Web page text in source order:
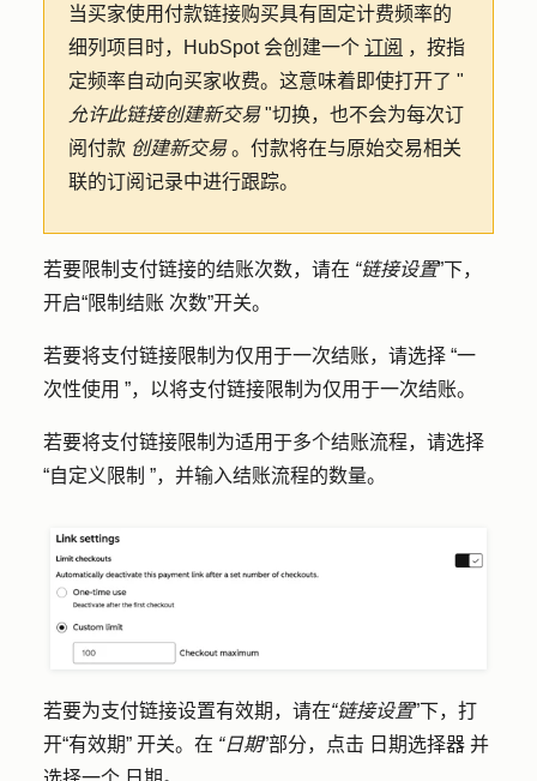
当买家使用付款链接购买具有固定计费频率的
细列项目时，HubSpot 会创建一个 订阅 ，按指
定频率自动向买家收费。这意味着即使打开了 "
允许此链接创建新交易"切换，也不会为每次订
阅付款 创建新交易。付款将在与原始交易相关
联的订阅记录中进行跟踪。
若要限制支付链接的结账次数，请在 “链接设置”下，
开启“限制结账 次数”开关。
若要将支付链接限制为仅用于一次结账，请选择 “一
次性使用 ”，以将支付链接限制为仅用于一次结账。
若要将支付链接限制为适用于多个结账流程，请选择
“自定义限制 ”，并输入结账流程的数量。
若要为支付链接设置有效期，请在“链接设置”下，打
开“有效期” 开关。在 “日期”部分，点击 日期选择器 并